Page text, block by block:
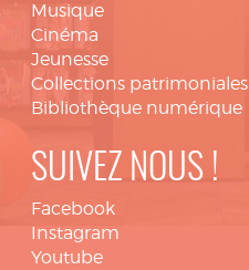
Musique
Cinéma
Jeunesse
Collections patrimoniales
Bibliothèque numérique
SUIVEZ NOUS !
Facebook
Instagram
Youtube